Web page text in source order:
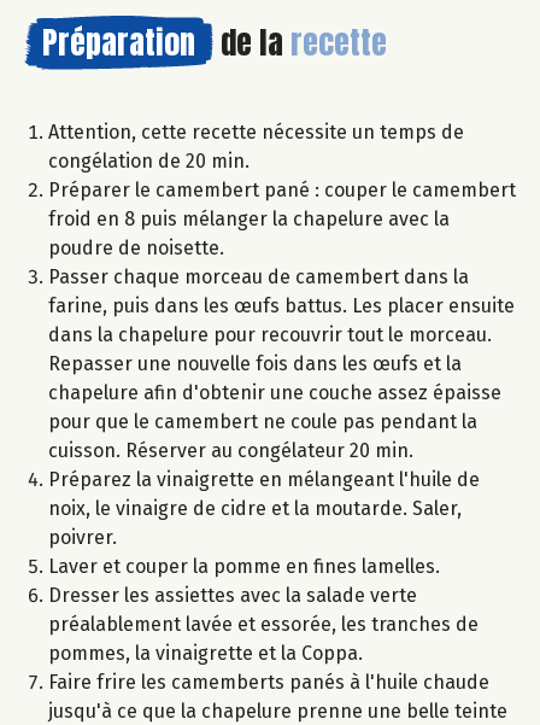
Préparation de la recette
Attention, cette recette nécessite un temps de
congélation de 20 min.
Préparer le camembert pané : couper le camembert
froid en 8 puis mélanger la chapelure avec la
poudre de noisette.
Passer chaque morceau de camembert dans la
farine, puis dans les œufs battus. Les placer ensuite
dans la chapelure pour recouvrir tout le morceau.
Repasser une nouvelle fois dans les œufs et la
chapelure afin d'obtenir une couche assez épaisse
pour que le camembert ne coule pas pendant la
cuisson. Réserver au congélateur 20 min.
Préparez la vinaigrette en mélangeant l'huile de
noix, le vinaigre de cidre et la moutarde. Saler,
poivrer.
Laver et couper la pomme en fines lamelles.
Dresser les assiettes avec la salade verte
préalablement lavée et essorée, les tranches de
pommes, la vinaigrette et la Coppa.
Faire frire les camemberts panés à l'huile chaude
jusqu'à ce que la chapelure prenne une belle teinte